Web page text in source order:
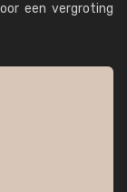
een vergroting